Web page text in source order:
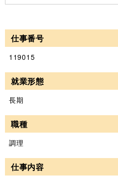
仕事番号
119015
就業形態
長期
職種
調理
仕事内容